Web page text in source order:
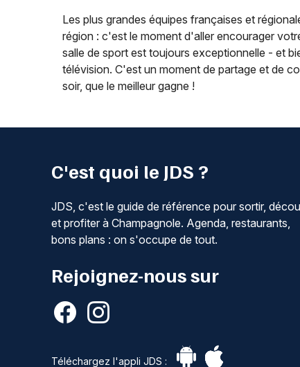
Les plus grandes équipes françaises et
région : c'est le moment d'aller encourager
salle de sport est toujours exceptionnelle - et
télévision. C'est un moment de partage et de
soir, que le meilleur gagne !
C'est quoi le JDS ?
JDS, c'est le guide de référence pour sortir,
et profiter à Champagnole. Agenda, restaurants,
bons plans : on s'occupe de tout.
Rejoignez-nous sur
Téléchargez l'appli JDS :